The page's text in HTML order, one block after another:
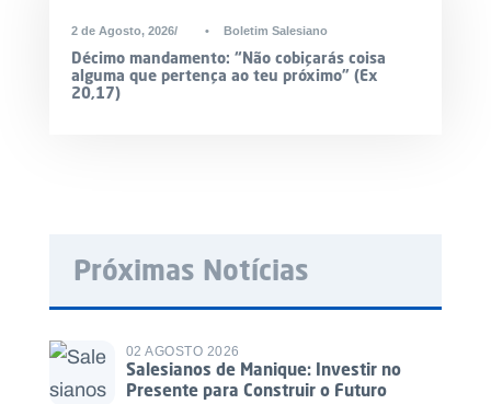
2 de Agosto, 2026 • Boletim Salesiano
Décimo mandamento: “Não cobiçarás coisa
alguma que pertença ao teu próximo” (Ex
20,17)
Próximas Notícias
02 AGOSTO 2026
Salesianos de Manique: Investir no
Presente para Construir o Futuro